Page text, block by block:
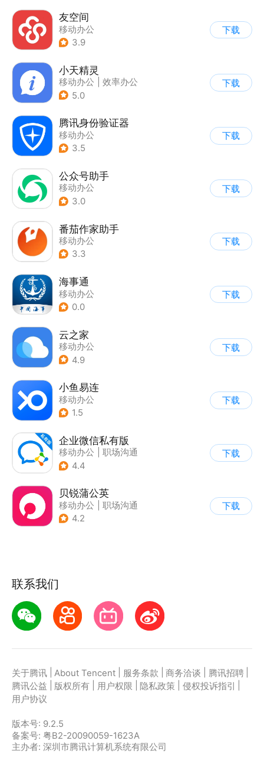
友空间
移动办公
3.9
下载
小天精灵
移动办公
效率办公
5.0
下载
腾讯身份验证器
移动办公
3.5
下载
公众号助手
移动办公
3.0
下载
番茄作家助手
移动办公
3.3
下载
海事通
移动办公
0.0
下载
云之家
移动办公
4.9
下载
小鱼易连
移动办公
1.5
下载
企业微信私有版
移动办公
职场沟通
4.4
下载
贝锐蒲公英
移动办公
职场沟通
4.2
下载
联系我们
关于腾讯 About Tencent 服务条款 商务洽谈 腾讯招聘
腾讯公益
版权所有 用户权限 隐私政策 侵权投诉指引
用户协议
版本号: 9.2.5
备案号: 粤B2-20090059-1623A
主办者: 深圳市腾讯计算机系统有限公司